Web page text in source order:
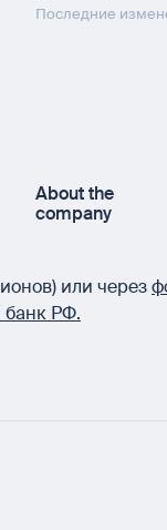
Последние
About the
company
или через
банк РФ.